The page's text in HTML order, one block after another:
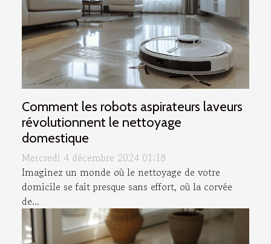
Comment les robots aspirateurs laveurs
révolutionnent le nettoyage
domestique
Mercredi 4 décembre 2024 01:18
Imaginez un monde où le nettoyage de votre
domicile se fait presque sans effort, où la corvée
de...